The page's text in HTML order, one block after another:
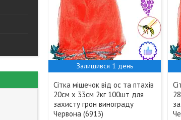
Залишився 1 день
Сітка мішечок від ос та птахів
20см х 33см 2кг 100шт для
захисту грон винограду
Червона (6913)